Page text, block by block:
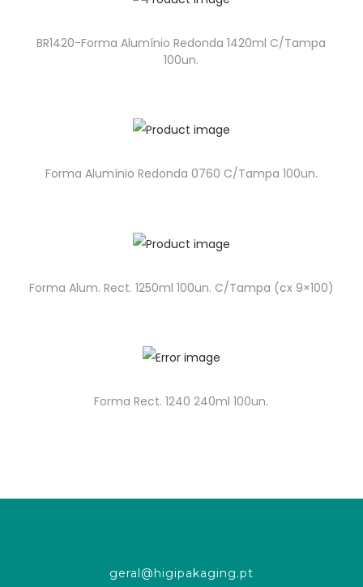
BR1420-Forma Alumínio Redonda 1420ml C/Tampa
100un.
Forma Alumínio Redonda 0760 C/Tampa 100un.
Forma Alum. Rect. 1250ml 100un. C/Tampa (cx 9×100)
Forma Rect. 1240 240ml 100un.
geral@higipakaging.pt